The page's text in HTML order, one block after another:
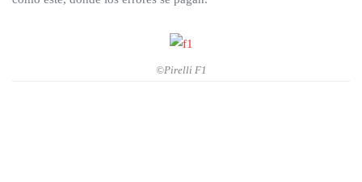
©Pirelli F1